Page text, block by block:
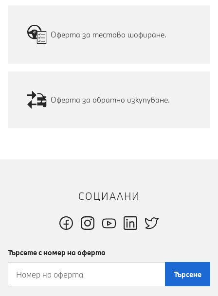
Оферта за тестово шофиране.
Оферта за обратно изкупуване.
СОЦИАЛНИ
Търсете с номер на оферта
Търсене